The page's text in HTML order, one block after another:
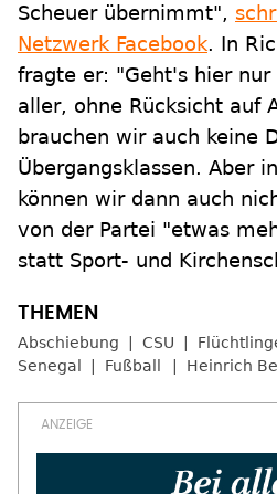
Scheuer übernimmt",
Netzwerk Facebook. In
fragte er: "Geht's hier nur
aller, ohne Rücksicht auf
brauchen wir auch keine
Übergangsklassen. Aber
können wir dann auch
von der Partei "etwas
statt Sport- und
Abschiebung CSU
Senegal
Fußball Heinrich